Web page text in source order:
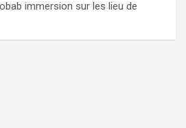
immersion sur les lieu de